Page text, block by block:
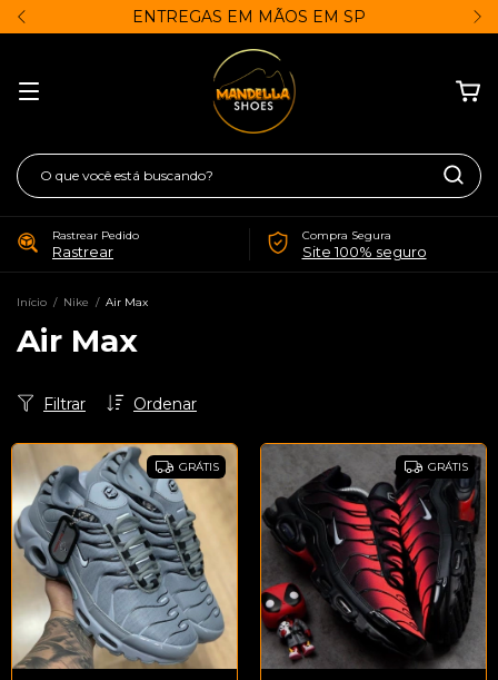
ENTREGAS EM MÃOS EM SP
Rastrear Pedido
Rastrear
Compra Segura
Site 100% seguro
Início / Nike / Air Max
Air Max
Ordenar
Filtrar
GRÁTIS GRÁTIS